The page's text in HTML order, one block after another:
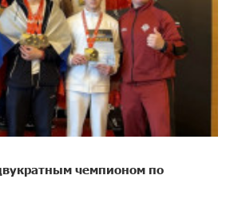
чемпионом по